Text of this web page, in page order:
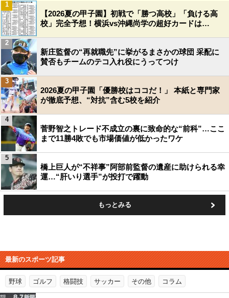
【2026夏の甲子園】初戦で「勝つ高校」「負ける高
校」完全予想！横浜vs沖縄尚学の超好カードは…
1
新庄監督の“再就職先”に挙がるまさかの球団 采配に
賛否もチームのテコ入れ役にうってつけ
2
2026夏の甲子園「優勝校はココだ！」 本紙と専門家
が徹底予想、“対抗”含む5校を紹介
3
菅野智之トレード不成立の裏に致命的な“前科”…ここ
まで11勝4敗でも市場価値が低かったワケ
4
橋上巨人が“不祥事”阿部前監督の遺産に助けられる幸
運…“肝いり選手”が投打で躍動
5
もっとみる
最新のスポーツ記事
野球 ゴルフ 格闘技 サッカー その他 コラム